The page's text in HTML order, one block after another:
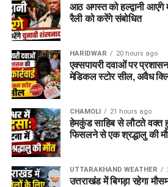
आठ अगस्त को हल्द्वानी आएंगे
रैली को करेंगे संबोधित
HARIDWAR 20 hours ago
एक्सपायरी दवाओं पर प्रशासन
मेडिकल स्टोर सील, अवैध
CHAMOLI 21 hours ago
हेमकुंड साहिब से लौटते वक्त
फिसलने से एक श्रद्धालु की
UTTARAKHAND WEATHER
उत्तराखंड में बिगड़ा रहेगा